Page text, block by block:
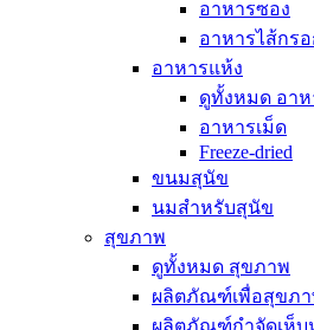
อาหารซอง
อาหารไส้กร
อาหารแห้ง
ดูทั้งหมด อาห
อาหารเม็ด
Freeze-dried
ขนมสุนัข
นมสำหรับสุนัข
สุขภาพ
ดูทั้งหมด สุขภาพ
ผลิตภัณฑ์เพื่อสุขภา
ผลิตภัณฑ์กำจัดเห็บ